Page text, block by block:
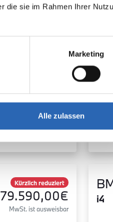
die sie im Rahmen Ihrer
Marketing
Alle zulassen
Kürzlich reduziert
79.590,00€
MwSt. ist ausweisbar
i4